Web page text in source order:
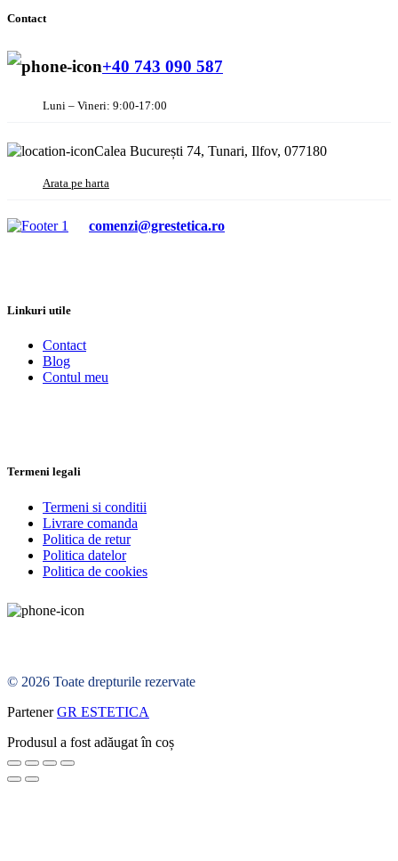
Contact
+40 743 090 587
Luni – Vineri: 9:00-17:00
Calea București 74, Tunari, Ilfov, 077180
Arata pe harta
comenzi@grestetica.ro
Linkuri utile
Contact
Blog
Contul meu
Termeni legali
Termeni si conditii
Livrare comanda
Politica de retur
Politica datelor
Politica de cookies
© 2026 Toate drepturile rezervate
PartenerGR ESTETICA
Produsul a fost adăugat în coș